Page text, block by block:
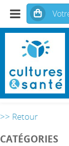
>> Retour
CATÉGORIES